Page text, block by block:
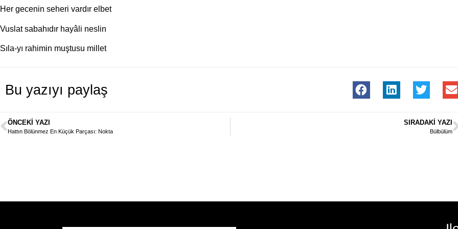
Her gecenin seheri vardır elbet
Vuslat sabahıdır hayâli neslin
Sıla-yı rahimin muştusu millet
Bu yazıyı paylaş
ÖNCEKI YAZI
Hattın Bölünmez En Küçük Parçası: Nokta
SIRADAKI YAZI
Bülbülüm